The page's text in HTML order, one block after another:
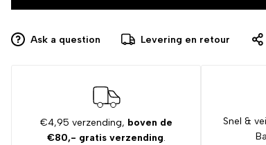
Ask a question Levering en retour
€4,95 verzending, boven de
€80,- gratis verzending.
Snel &